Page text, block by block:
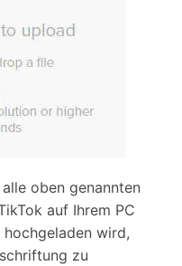
oben genannten
auf Ihrem PC
wird,
zu